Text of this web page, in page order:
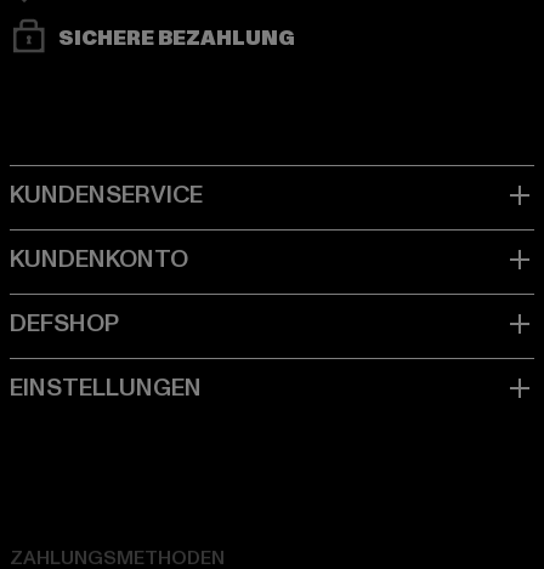
SICHERE BEZAHLUNG
ZAHLUNGSMETHODEN